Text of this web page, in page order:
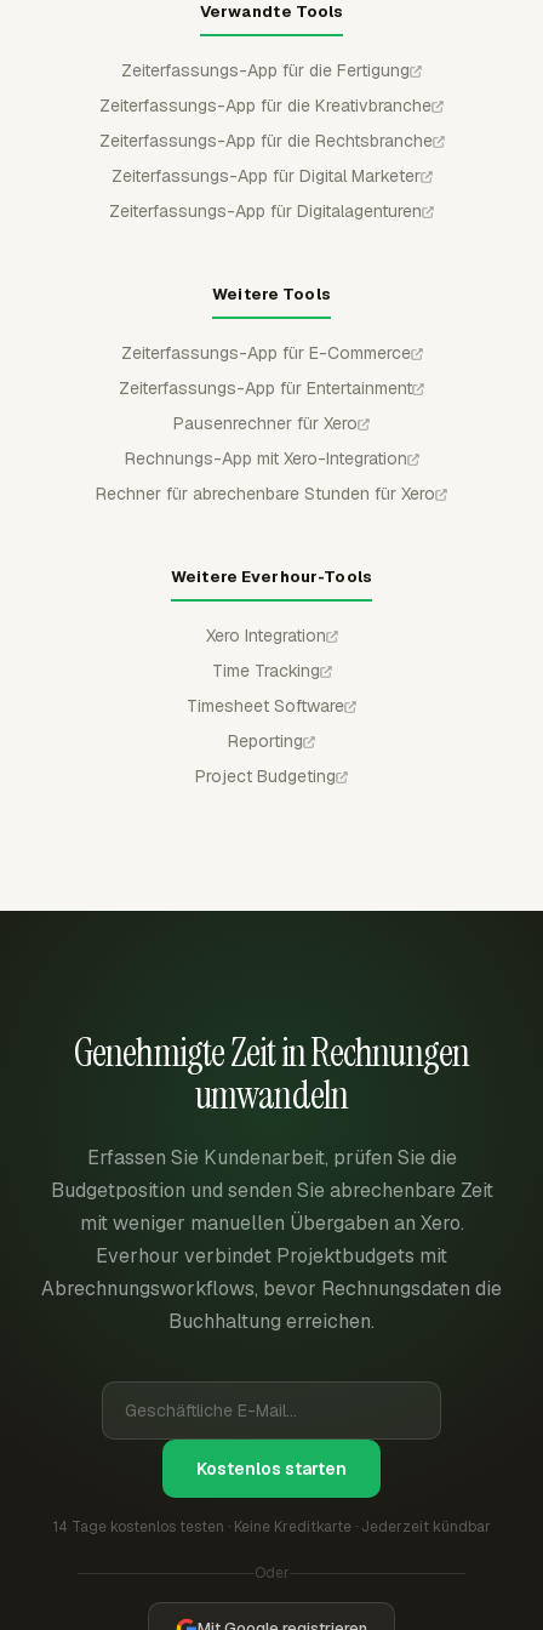
Verwandte Tools
Zeiterfassungs-App für die Fertigung
Zeiterfassungs-App für die Kreativbranche
Zeiterfassungs-App für die Rechtsbranche
Zeiterfassungs-App für Digital Marketer
Zeiterfassungs-App für Digitalagenturen
Weitere Tools
Zeiterfassungs-App für E-Commerce
Zeiterfassungs-App für Entertainment
Pausenrechner für Xero
Rechnungs-App mit Xero-Integration
Rechner für abrechenbare Stunden für Xero
Weitere Everhour-Tools
Xero Integration
Time Tracking
Timesheet Software
Reporting
Project Budgeting
Genehmigte Zeit in Rechnungen
umwandeln
Erfassen Sie Kundenarbeit, prüfen Sie die
Budgetposition und senden Sie abrechenbare Zeit
mit weniger manuellen Übergaben an Xero.
Everhour verbindet Projektbudgets mit
Abrechnungsworkflows, bevor Rechnungsdaten die
Buchhaltung erreichen.
Kostenlos starten
14 Tage kostenlos testen · Keine Kreditkarte · Jederzeit kündbar
Oder